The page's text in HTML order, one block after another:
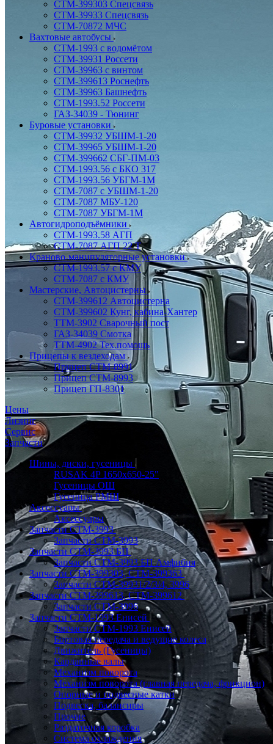
СТМ-399303 Спецсвязь
СТМ-39933 Спецсвязь
СТМ-70872 МЧС
Вахтовые автобусы
СТМ-1993 с водомётом
СТМ-39931 Россети
СТМ-39963 с винтом
СТМ-399613 Роснефть
СТМ-39963 Башнефть
СТМ-1993.52 Россети
ГАЗ-34039 - Тюнинг
Буровые установки
СТМ-39932 УБШМ-1-20
СТМ-39965 УБШМ-1-20
СТМ-399662 СБГ-ПМ-03
СТМ-1993.56 с БКО 317
СТМ-1993.56 УБГМ-1М
СТМ-7087 с УБШМ-1-20
СТМ-7087 МБУ-120
СТМ-7087 УБГМ-1М
Автогидроподъёмники
СТМ-1993.58 АГП
СТМ-7087 АГП 22 Т
Краново-манипуляторные установки
CTM-1993.57 с КМУ
СТМ-7087 с КМУ
Мастерские, Автоцистерны
СТМ-399612 Автоцистерна
СТМ-399602 Кунг, кабина-Хантер
ТТМ-3902 Сварочный пост
ГАЗ-34039 Смотка
ТТМ-4902 Тех.помощь
Прицепы к вездеходам
Прицеп СТМ-8991
Прицеп СТМ-8993
Прицеп ГП-8301
Цены
Лизинг
Сервис
Запчасти
Шины, диски, гусеницы
RUSAK 4P 1650х650-25"
Гусеницы ОШ
Гусеница РМШ
Аксессуары
Аксессуары
Запчасти СТМ-3993
Запчасти СТМ-3993
Запчасти СТМ-3993 БП
Запчасти СТМ-3993 БП Амфибия
Запчасти СТМ-399303, СТМ-399363
Запчасти СТМ-39931/2/3/4, 3996
Запчасти СТМ-399613, СТМ-399612
Запчасти СТМ-3996
Запчасти СТМ-1993 Енисей
Запчасти СТМ-1993 Енисей
Бортовая передача и ведущие колеса
Движитель (Гусеницы)
Карданные валы
Механизм поворота
Механизм поворота (главная передача, фрикцион)
Опорные и подвесные катки
Подвеска, балансиры
Прочие
Раздаточная коробка
Система охлаждения